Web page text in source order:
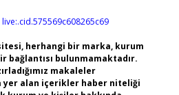
live:.cid.575569c608265c69
herhangi bir marka, kurum
bağlantısı bulunmamaktadır.
makaleler
yer alan içerikler haber niteliği